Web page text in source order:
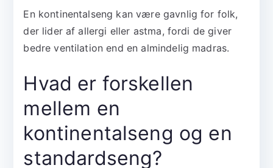
En kontinentalseng kan være gavnlig for folk,
der lider af allergi eller astma, fordi de giver
bedre ventilation end en almindelig madras.
Hvad er forskellen
mellem en
kontinentalseng og en
standardseng?